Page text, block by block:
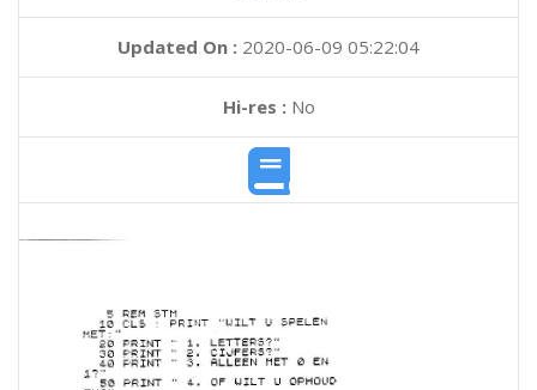
Updated On : 2020-06-09 05:22:04
Hi-res :No